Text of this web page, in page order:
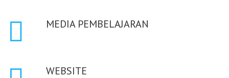
MEDIA PEMBELAJARAN
WEBSITE